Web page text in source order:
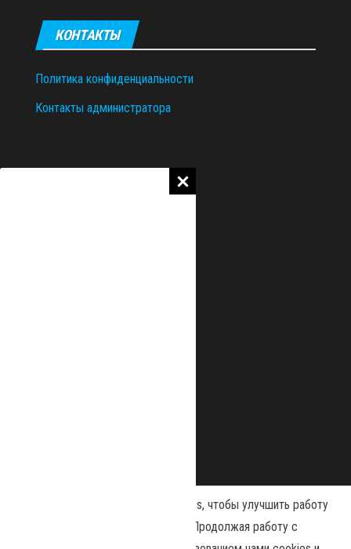
КОНТАКТЫ
Политика конфиденциальности
Контакты администратора
Наш сайт использует файлы cookies, чтобы улучшить работу
и повысить эффективность сайта. Продолжая работу с